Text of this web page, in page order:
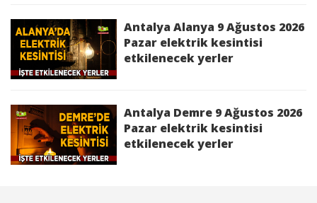
Antalya Alanya 9 Ağustos 2026
Pazar elektrik kesintisi
etkilenecek yerler
Antalya Demre 9 Ağustos 2026
Pazar elektrik kesintisi
etkilenecek yerler